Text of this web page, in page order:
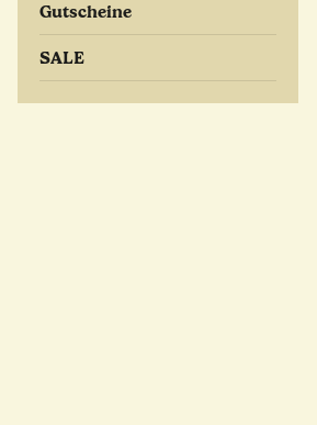
Gutscheine
SALE